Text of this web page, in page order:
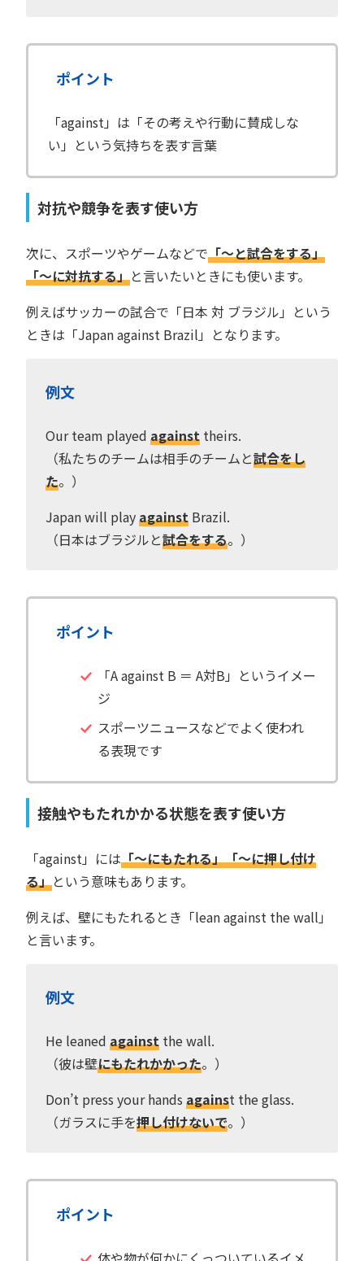
ポイント
「against」は「その考えや行動に賛成しな
い」という気持ちを表す言葉
対抗や競争を表す使い方
次に、スポーツやゲームなどで「〜と試合をする」
「〜に対抗する」と言いたいときにも使います。
例えばサッカーの試合で「日本 対 ブラジル」という
ときは「Japan against Brazil」となります。
例文
Our team played against theirs.
（私たちのチームは相手のチームと試合をし
た。）
Japan will playagainst Brazil.
（日本はブラジルと試合をする。）
ポイント
「A against B ＝ A対B」というイメー
ジ
スポーツニュースなどでよく使われ
る表現です
接触やもたれかかる状態を表す使い方
「against」には「〜にもたれる」「〜に押し付け
る」という意味もあります。
例えば、壁にもたれるとき「lean against the wall」
と言います。
例文
He leaned against the wall.
（彼は壁にもたれかかった。）
Don’t press your hands against the glass.
（ガラスに手を押し付けないで。）
ポイント